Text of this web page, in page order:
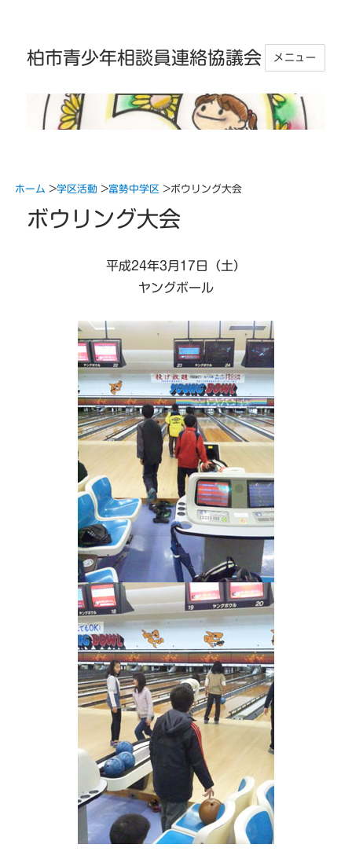
柏市青少年相談員連絡協議会 メニュー
ホーム >学区活動 >富勢中学区 >ボウリング大会
ボウリング大会
平成24年3月17日（土）
ヤングボール